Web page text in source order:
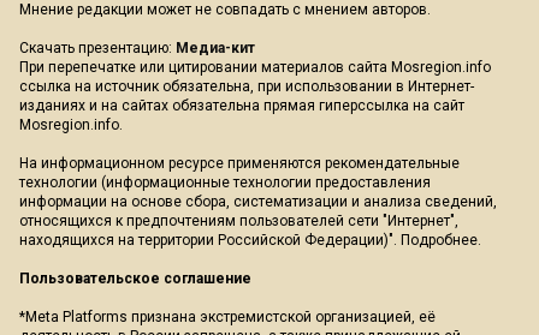
Мнение редакции может не совпадать с мнением авторов.
Скачать презентацию: Медиа-кит
При перепечатке или цитировании материалов сайта Mosregion.info
ссылка на источник обязательна, при использовании в Интернет-
изданиях и на сайтах обязательна прямая гиперссылка на сайт
Mosregion.info.
На информационном ресурсе применяются рекомендательные
технологии (информационные технологии предоставления
информации на основе сбора, систематизации и анализа сведений,
относящихся к предпочтениям пользователей сети "Интернет",
находящихся на территории Российской Федерации)". Подробнее.
Пользовательское соглашение
*Meta Platforms признана экстремистской организацией, её